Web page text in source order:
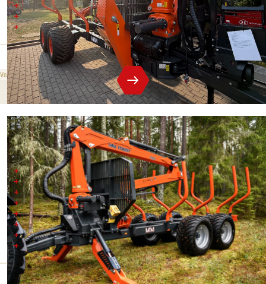
Ladefläche m2 2,35
Länge der Ladefläche mm 4120
Gesamtlänge mm 6750
819 000 CZK ohne MwSt.
Verkaufspreis
MTM 14T
Gesamtgewicht kg 14500
Maximal zulässiges Achsgewicht kg 12500
Achsen/Flächen 80x80-8
Fahrgestell mm 2x(200x100x8)
Abschlepprolle 2 Stück
Ladefläche m2 2,65
Länge der Ladefläche mm 4120
Gesamtlänge mm 6750